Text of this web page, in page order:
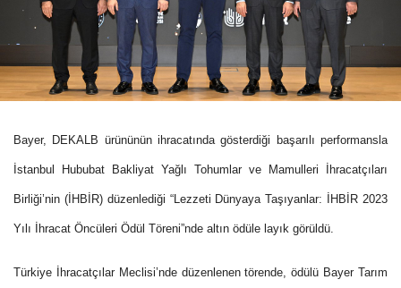
Bayer, DEKALB ürününün ihracatında gösterdiği başarılı performansla
İstanbul Hububat Bakliyat Yağlı Tohumlar ve Mamulleri İhracatçıları
Birliği’nin (İHBİR) düzenlediği “Lezzeti Dünyaya Taşıyanlar: İHBİR 2023
Yılı İhracat Öncüleri Ödül Töreni”nde altın ödüle layık görüldü.
Türkiye İhracatçılar Meclisi’nde düzenlenen törende, ödülü Bayer Tarım